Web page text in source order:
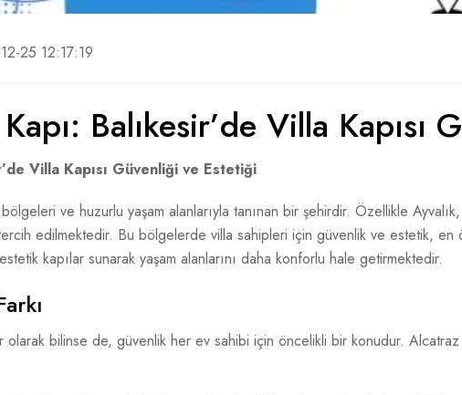
25 12:17:19
Balıkesir’de Villa Kapısı
Villa Kapısı Güvenliği ve Estetiği
ve huzurlu yaşam alanlarıyla tanınan bir şehirdir. Özellikle
edilmektedir. Bu bölgelerde villa sahipleri için güvenlik ve estetik, en
kapılar sunarak yaşam alanlarını daha konforlu hale getirmektedir.
olarak bilinse de, güvenlik her ev sahibi için öncelikli bir konudur.